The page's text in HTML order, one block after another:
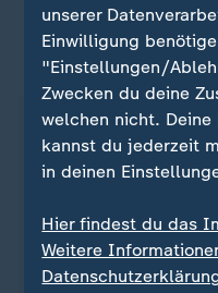
ZDFheute auf
unserer
Einwilligung
"Einstellungen/
Zwecken du deine
welchen nicht.
kannst du jederzeit
in deinen
Hier findest du das
Weitere